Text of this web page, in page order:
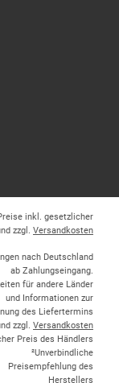
inkl. gesetzlicher
zzgl. Versandkosten
nach Deutschland
ab Zahlungseingang.
für andere Länder
und Informationen zur
des Liefertermins
zzgl. Versandkosten
Preis des Händlers
²Unverbindliche
Preisempfehlung des
Herstellers